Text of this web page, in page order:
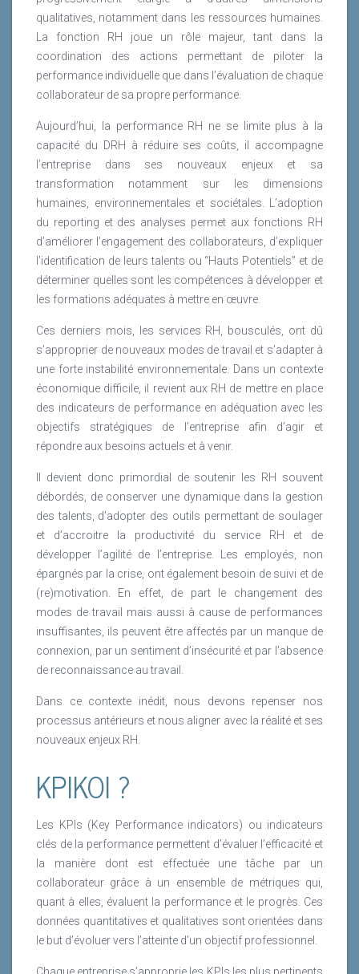
qualitatives, notamment dans les ressources humaines.
La fonction RH joue un rôle majeur, tant dans la
coordination des actions permettant de piloter la
performance individuelle que dans l’évaluation de chaque
collaborateur de sa propre performance.
Aujourd’hui, la performance RH ne se limite plus à la
capacité du DRH à réduire ses coûts, il accompagne
l’entreprise dans ses nouveaux enjeux et sa
transformation notamment sur les dimensions
humaines, environnementales et sociétales. L’adoption
du reporting et des analyses permet aux fonctions RH
d’améliorer l’engagement des collaborateurs, d’expliquer
l’identification de leurs talents ou “Hauts Potentiels” et de
déterminer quelles sont les compétences à développer et
les formations adéquates à mettre en œuvre.
Ces derniers mois, les services RH, bousculés, ont dû
s’approprier de nouveaux modes de travail et s’adapter à
une forte instabilité environnementale. Dans un contexte
économique difficile, il revient aux RH de mettre en place
des indicateurs de performance en adéquation avec les
objectifs stratégiques de l’entreprise afin d’agir et
répondre aux besoins actuels et à venir.
Il devient donc primordial de soutenir les RH souvent
débordés, de conserver une dynamique dans la gestion
des talents, d’adopter des outils permettant de soulager
et d’accroitre la productivité du service RH et de
développer l’agilité de l’entreprise. Les employés, non
épargnés par la crise, ont également besoin de suivi et de
(re)motivation. En effet, de part le changement des
modes de travail mais aussi à cause de performances
insuffisantes, ils peuvent être affectés par un manque de
connexion, par un sentiment d’insécurité et par l’absence
de reconnaissance au travail.
Dans ce contexte inédit, nous devons repenser nos
processus antérieurs et nous aligner avec la réalité et ses
nouveaux enjeux RH.
KPIKOI ?
Les KPIs (Key Performance indicators) ou indicateurs
clés de la performance permettent d’évaluer l’efficacité et
la manière dont est effectuée une tâche par un
collaborateur grâce à un ensemble de métriques qui,
quant à elles, évaluent la performance et le progrès. Ces
données quantitatives et qualitatives sont orientées dans
le but d’évoluer vers l’atteinte d’un objectif professionnel.